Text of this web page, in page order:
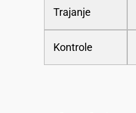
Trajanje
Kontrole